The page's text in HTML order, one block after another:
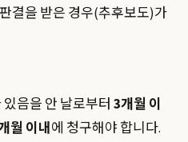
결을 받은 경우(추후보도)가
있음을 안 날로부터 3개월 이
월 이내에 청구해야 합니다.